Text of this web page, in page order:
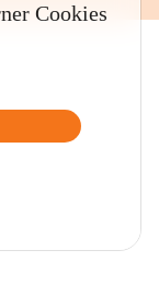
Cookies